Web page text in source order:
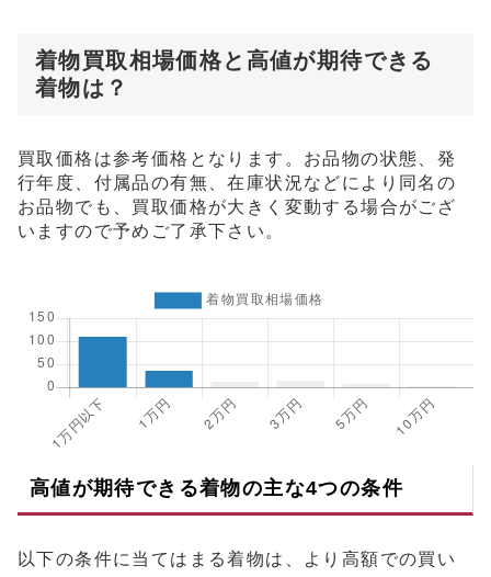
着物買取相場価格と高値が期待できる
着物は？
買取価格は参考価格となります。お品物の状態、発
行年度、付属品の有無、在庫状況などにより同名の
お品物でも、買取価格が大きく変動する場合がござ
いますので予めご了承下さい。
高値が期待できる着物の主な4つの条件
以下の条件に当てはまる着物は、より高額での買い